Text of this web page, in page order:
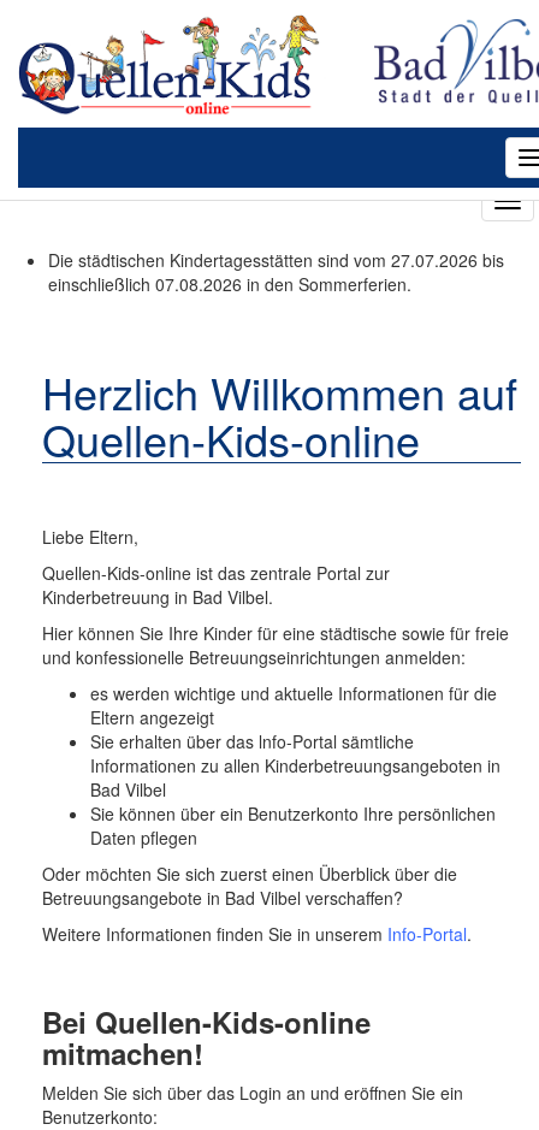
Die städtischen Kindertagesstätten sind vom 27.07.2026 bis
einschließlich 07.08.2026 in den Sommerferien.
Herzlich Willkommen auf
Quellen-Kids-online
Liebe Eltern,
Quellen-Kids-online ist das zentrale Portal zur
Kinderbetreuung in Bad Vilbel.
Hier können Sie Ihre Kinder für eine städtische sowie für freie
und konfessionelle Betreuungseinrichtungen anmelden:
es werden wichtige und aktuelle Informationen für die
Eltern angezeigt
Sie erhalten über das lnfo-Portal sämtliche
Informationen zu allen Kinderbetreuungsangeboten in
Bad Vilbel
Sie können über ein Benutzerkonto Ihre persönlichen
Daten pflegen
Oder möchten Sie sich zuerst einen Überblick über die
Betreuungsangebote in Bad Vilbel verschaffen?
Weitere Informationen finden Sie in unserem Info-Portal.
Bei Quellen-Kids-online
mitmachen!
Melden Sie sich über das Login an und eröffnen Sie ein
Benutzerkonto:
T
o
v
a